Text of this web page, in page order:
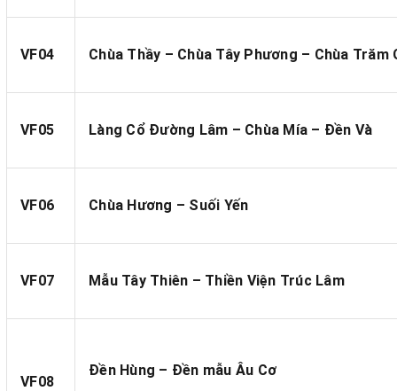
VF04 Chùa Thầy – Chùa Tây Phương – Chùa Trăm
VF05 Làng Cổ Đường Lâm – Chùa Mía – Đền Và
VF06 Chùa Hương – Suối Yến
VF07 Mẫu Tây Thiên – Thiền Viện Trúc Lâm
VF08
Đền Hùng – Đền mẫu Âu Cơ